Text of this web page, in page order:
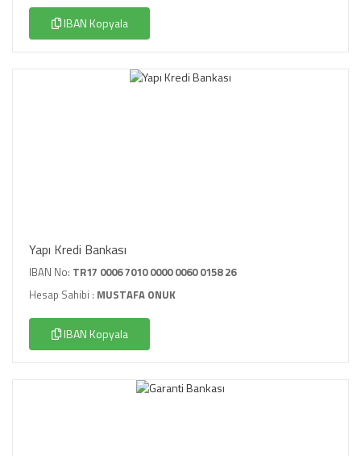
IBAN Kopyala
Yapı Kredi Bankası
IBAN No: TR17 0006 7010 0000 0060 0158 26
Hesap Sahibi : MUSTAFA ONUK
IBAN Kopyala